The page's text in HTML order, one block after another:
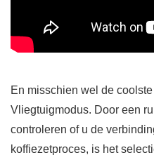
En misschien wel de
Vliegtuigmodus. Door een
controleren of u de
koffiezetproces, is het